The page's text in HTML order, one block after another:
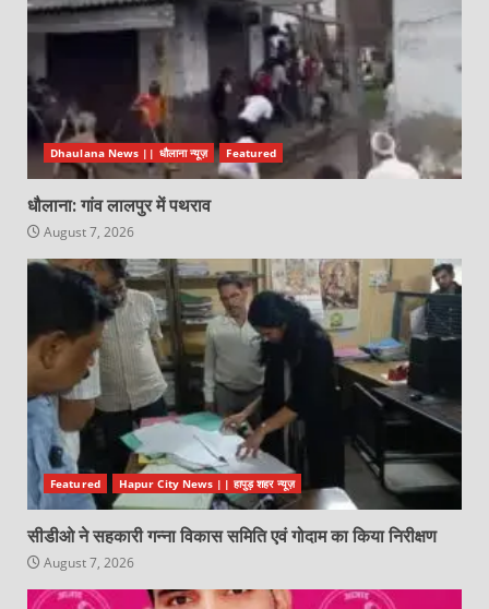
Dhaulana News || धौलाना न्यूज़ Featured
धौलाना: गांव लालपुर में पथराव
August 7, 2026
Featured Hapur City News || हापुड़ शहर न्यूज़
सीडीओ ने सहकारी गन्ना विकास समिति एवं गोदाम का किया निरीक्षण
August 7, 2026